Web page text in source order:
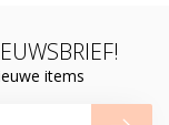
items